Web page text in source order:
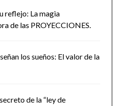
reflejo: La magia
de las PROYECCIONES.
los sueños: El valor de la
de la “ley de